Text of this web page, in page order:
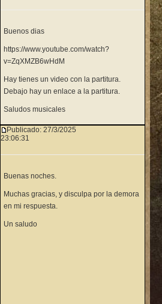
Buenos dias
https://www.youtube.com/watch?
v=ZqXMZB6wHdM
Hay tienes un video con la partitura.
Debajo hay un enlace a la partitura.
Saludos musicales
Publicado: 27/3/2025
23:06:31
Buenas noches.
Muchas gracias, y disculpa por la demora
en mi respuesta.
Un saludo